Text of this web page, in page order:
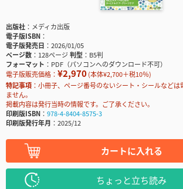
出版社
メディカ出版
電子版ISBN
電子版発売日
2026/01/05
ページ数
128ページ判型
B5判
フォーマット
PDF（パソコンへのダウンロード不可）
電子版販売価格： ¥2,970(本体¥2,700＋税10％)
特記事項
小冊子、ページ番号のないシート・シールなどは
ません。
掲載内容は発行当時の情報です。ご了承ください。
印刷版ISBN
978-4-8404-8575-3
印刷版発行年月
2025/12
カートに入れる
ちょっと立ち読み